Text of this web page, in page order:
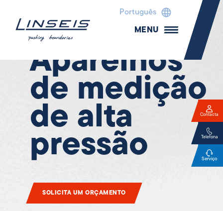
Português
MENU
Aparelhos
de medição
de alta
pressão
SOLICITA UM ORÇAMENTO
Contacta
Telefona
Serviço